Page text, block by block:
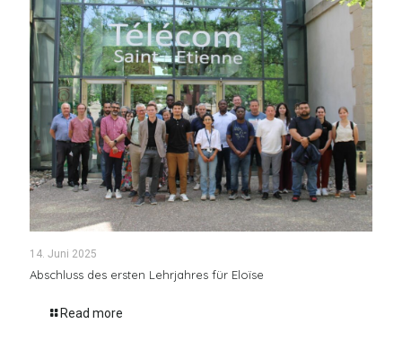
14. Juni 2025
Abschluss des ersten Lehrjahres für Eloïse
Read more